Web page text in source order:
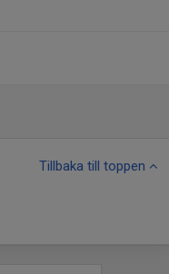
Tillbaka till toppen